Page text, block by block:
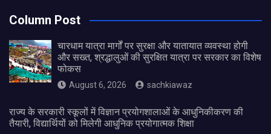
Column Post
चारधाम यात्रा मार्गों पर सुरक्षा और यातायात व्यवस्था होगी
और सख्त, श्रद्धालुओं की सुरक्षित यात्रा पर सरकार का विशेष
फोकस
August 6, 2026 sachkiawaz
राज्य के सरकारी स्कूलों में विज्ञान प्रयोगशालाओं के आधुनिकीकरण की
तैयारी, विद्यार्थियों को मिलेगी आधुनिक प्रयोगात्मक शिक्षा